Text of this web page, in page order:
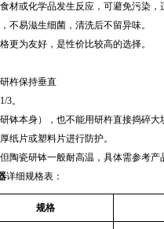
材或化学品发生反应，可避免污染，
不易滋生细菌，清洗后不留异味。‌‌
更为友好，是性价比较高的选择。‌‌
杵保持垂直
。
钵本身），也不能用研杵直接捣碎大
纸片或塑料片进行防护。
陶瓷研钵一般耐高温，具体需参考产
详细规格表：
规格